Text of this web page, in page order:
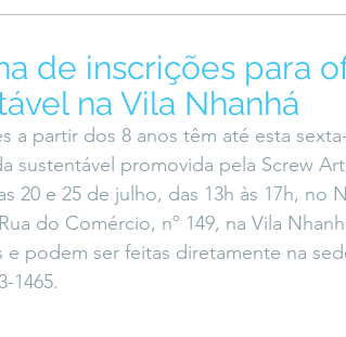
#entrevista Entre Palavras
de inscrições para
na Vila Nhanhá
a partir dos 8 anos têm até esta
sustentável promovida pela Screw
20 e 25 de julho, das 13h às 17h, no
do Comércio, nº 149, na Vila
e podem ser feitas diretamente na
1465.